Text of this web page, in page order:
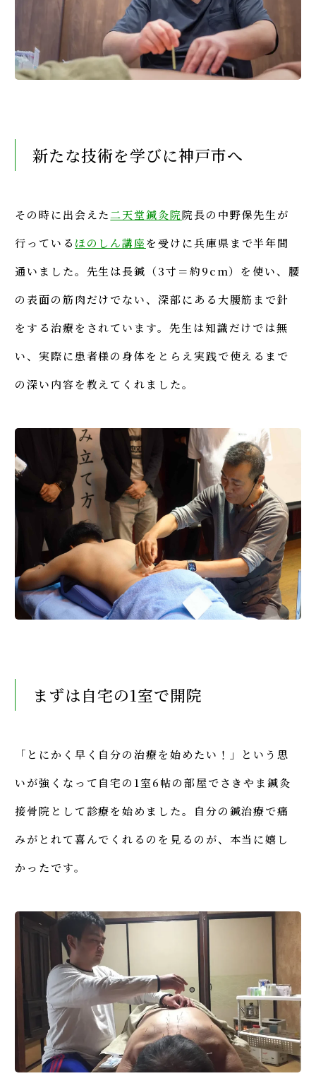
新たな技術を学びに神戸市へ
その時に出会えた二天堂鍼灸院院長の中野保先生が
行っている ほのしん講座を受けに兵庫県まで半年間
通いました。先生は長鍼（3寸＝約9cm）を使い、腰
の表面の筋肉だけでない、深部にある大腰筋まで針
をする治療をされています。先生は知識だけでは無
い、実際に患者様の身体をとらえ実践で使えるまで
の深い内容を教えてくれました。
まずは自宅の1室で開院
「とにかく早く自分の治療を始めたい！」という思
いが強くなって自宅の1室6帖の部屋でさきやま鍼灸
接骨院として診療を始めました。自分の鍼治療で痛
みがとれて喜んでくれるのを見るのが、本当に嬉し
かったです。